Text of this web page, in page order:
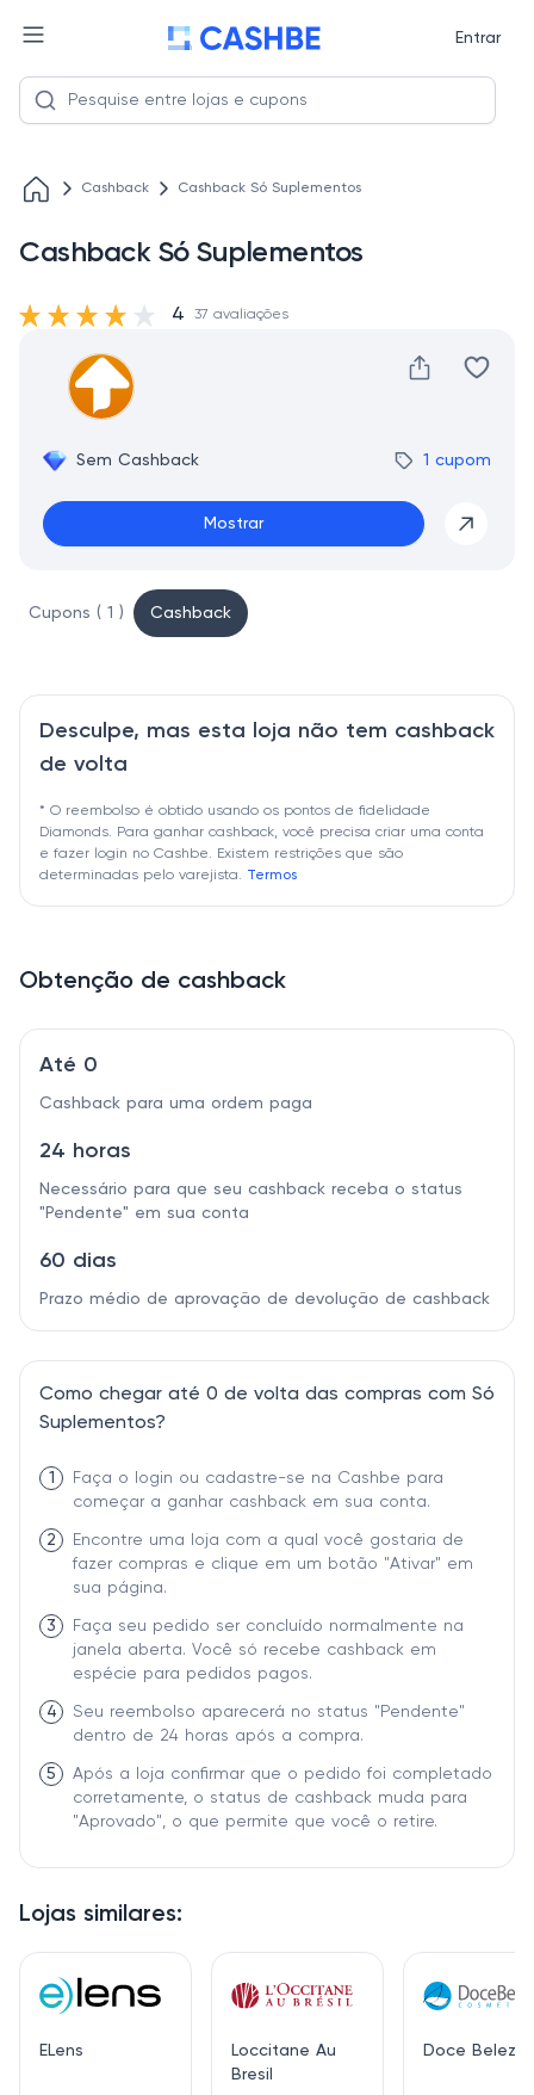
Entrar
Cashback Cashback Só Suplementos
Cashback Só Suplementos
Sem Cashback 1 cupom
Mostrar
4 37 avaliações
Lojas similares:
ELens
Loccitane Au
Bresil
Doce Beleza
Cupons ( 1 ) Cashback
Desculpe, mas esta loja não tem cashback
de volta
* O reembolso é obtido usando os pontos de fidelidade
Diamonds. Para ganhar cashback, você precisa criar uma conta
e fazer login no Cashbe. Existem restrições que são
determinadas pelo varejista. Termos
Obtenção de cashback
Até 0
Cashback para uma ordem paga
24 horas
Necessário para que seu cashback receba o status
"Pendente" em sua conta
60 dias
Prazo médio de aprovação de devolução de cashback
Como chegar até 0 de volta das compras com Só
Suplementos?
1
Faça o login ou cadastre-se na Cashbe para
começar a ganhar cashback em sua conta.
2
Encontre uma loja com a qual você gostaria de
fazer compras e clique em um botão "Ativar" em
sua página.
3
Faça seu pedido ser concluído normalmente na
janela aberta. Você só recebe cashback em
espécie para pedidos pagos.
4
Seu reembolso aparecerá no status "Pendente"
dentro de 24 horas após a compra.
5
Após a loja confirmar que o pedido foi completado
corretamente, o status de cashback muda para
"Aprovado", o que permite que você o retire.